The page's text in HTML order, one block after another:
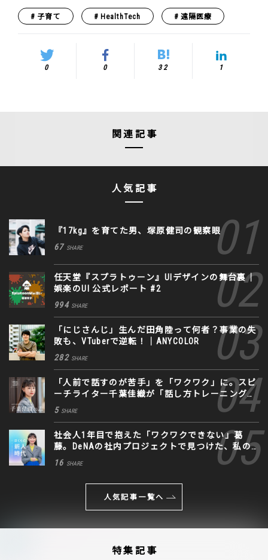
子育て HealthTech 遠隔医療
0 0 32 1
関連記事
人気記事
『17kg』を育てた男、塚原健司の観察眼
67 SHARE
任天堂『スプラトゥーン』UIデザインの舞台裏｜
娯楽のUI 公式レポート #2
994 SHARE
「にじさんじ」生んだ田角陸って何者？事業の失
敗も、VTuberで逆転！｜ANYCOLOR
282 SHARE
「人前で話すのが苦手」を「ワクワク」に。スピ
ーチライター千葉佳織が「話し方トレーニング」
に込めた思い
5 SHARE
社会人1年目で抱えた「ワクワクできない」葛
藤。DeNAの社内プロジェクトで見つけた、私の
生きる道
16 SHARE
人気記事一覧へ
特集記事